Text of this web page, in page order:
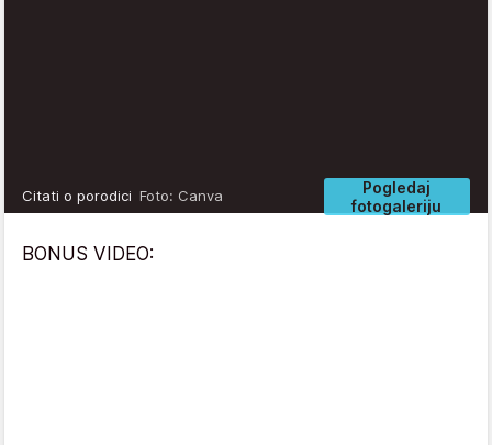
Pogledaj
fotogaleriju
Citati o porodici Foto: Canva
BONUS VIDEO: